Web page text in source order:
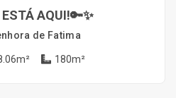
AQUI!🔑✨
de Fatima
180m²